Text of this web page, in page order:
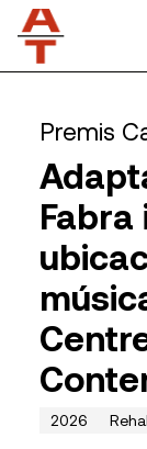
Premis
Fabra
2026